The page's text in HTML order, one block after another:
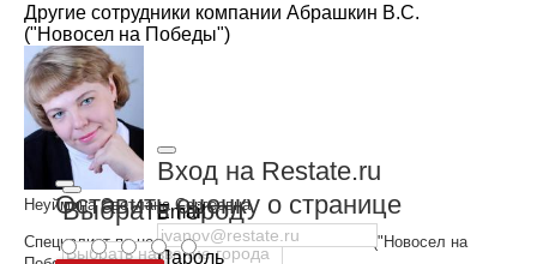
Выбрать город
Вход на Restate.ru
Email
Пароль
Другие сотрудники компании Абрашкин В.С.
("Новосел на Победы")
Неуймина Светлана Сергеевна
Специалист по недвижимости в Абрашкин В.С. ("Новосел на
Оставить оценку о странице